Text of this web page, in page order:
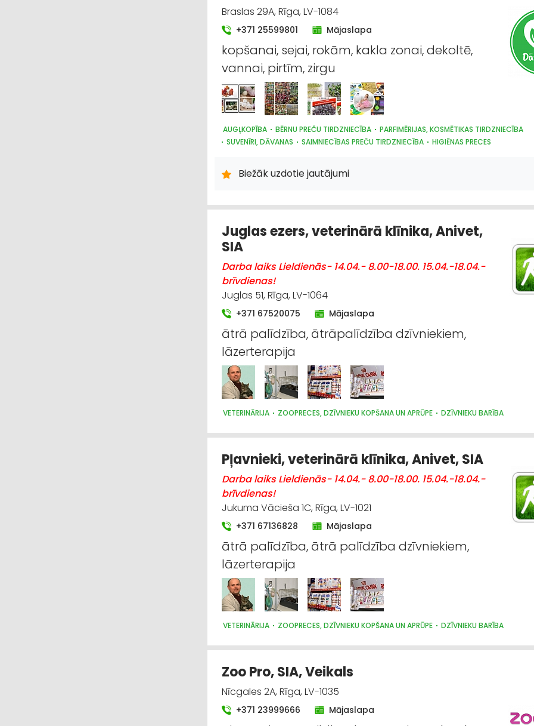
Braslas 29A, Rīga, LV-1084
+371 25599801 Mājaslapa
kopšanai, sejai, rokām, kakla zonai, dekoltē,
vannai, pirtīm, zirgu
AUGĻKOPĪBA BĒRNU PREČU TIRDZNIECĪBA
PARFIMĒRIJAS, KOSMĒTIKAS TIRDZNIECĪBA
SUVENĪRI, DĀVANAS
SAIMNIECĪBAS PREČU TIRDZNIECĪBA
HIGIĒNAS PRECES
DĀRZA TEHNIKA UN INVENTĀRS
AUGKOPĪBA UN TEHNISKĀS KULTŪRAS
Biežāk uzdotie jautājumi
Juglas ezers, veterinārā klīnika, Anivet,
SIA
Darba laiks Lieldienās- 14.04.- 8.00-18.00. 15.04.-18.04.-
brīvdienas!
Juglas 51, Rīga, LV-1064
+371 67520075 Mājaslapa
ātrā palīdzība, ātrāpalīdzība dzīvniekiem,
lāzerterapija
VETERINĀRIJA ZOOPRECES, DZĪVNIEKU KOPŠANA UN APRŪPE DZĪVNIEKU BARĪBA
Pļavnieki, veterinārā klīnika, Anivet, SIA
Darba laiks Lieldienās- 14.04.- 8.00-18.00. 15.04.-18.04.-
brīvdienas!
Jukuma Vācieša 1C, Rīga, LV-1021
+371 67136828 Mājaslapa
ātrā palīdzība, ātrā palīdzība dzīvniekiem,
lāzerterapija
VETERINĀRIJA ZOOPRECES, DZĪVNIEKU KOPŠANA UN APRŪPE DZĪVNIEKU BARĪBA
Zoo Pro, SIA, Veikals
Nīcgales 2A, Rīga, LV-1035
+371 23999666 Mājaslapa